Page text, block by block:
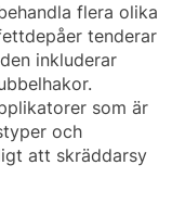
flera olika
tenderar
inkluderar
som är
och
att skräddarsy